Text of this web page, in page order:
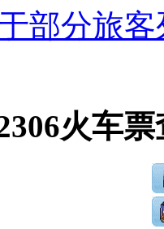
部分旅
火车